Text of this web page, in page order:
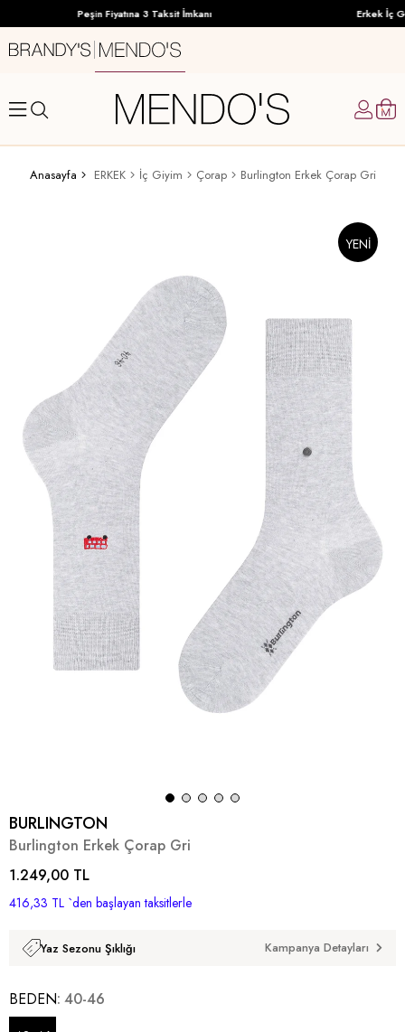
Peşin Fiyatına 3 Taksit İmkanı Erkek İç
Anasayfa ERKEK İç Giyim Çorap Burlington Erkek Çorap Gri
YENI
BURLINGTON
Burlington Erkek Çorap Gri
1.249,00 TL
416,33 TL `den başlayan taksitlerle
Yaz Sezonu Şıklığı Kampanya Detayları
BEDEN 40-46